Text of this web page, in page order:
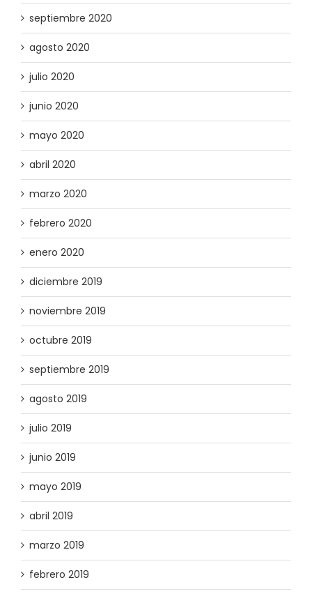
septiembre 2020
agosto 2020
julio 2020
junio 2020
mayo 2020
abril 2020
marzo 2020
febrero 2020
enero 2020
diciembre 2019
noviembre 2019
octubre 2019
septiembre 2019
agosto 2019
julio 2019
junio 2019
mayo 2019
abril 2019
marzo 2019
febrero 2019